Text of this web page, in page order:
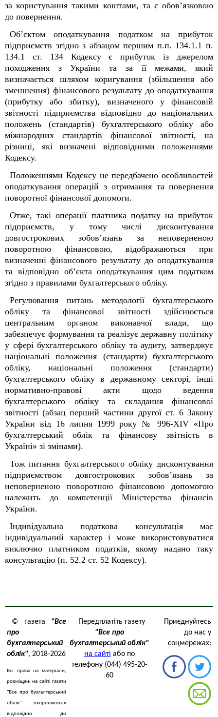
за користування такими коштами, та є обов’язковою
до повернення.
Об’єктом оподаткування податком на прибуток
підприємств згідно з абзацом першим п.п. 134.1.1 п.
134.1 ст. 134 Кодексу є прибуток із джерелом
походження з України та за її межами, який
визначається шляхом коригування (збільшення або
зменшення) фінансового результату до оподаткування
(прибутку або збитку), визначеного у фінансовій
звітності підприємства відповідно до національних
положень (стандартів) бухгалтерського обліку або
міжнародних стандартів фінансової звітності, на
різниці, які визначені відповідними положеннями
Кодексу.
Положеннями Кодексу не передбачено особливостей
оподаткування операцій з отримання та повернення
поворотної фінансової допомоги.
Отже, такі операції платника податку на прибуток
підприємств, у тому числі дисконтування
довгострокових зобов’язань за неповерненою
поворотною фінансовою, відображаються при
визначенні фінансового результату до оподаткування
та відповідно об’єкта оподаткування цим податком
згідно з правилами бухгалтерського обліку.
Регулювання питань методології бухгалтерського
обліку та фінансової звітності здійснюється
центральним органом виконавчої влади, що
забезпечує формування та реалізує державну політику
у сфері бухгалтерського обліку та аудиту, затверджує
національні положення (стандарти) бухгалтерського
обліку, національні положення (стандарти)
бухгалтерського обліку в державному секторі, інші
нормативно-правові акти щодо ведення
бухгалтерського обліку та складання фінансової
звітності (абзац перший частини другої ст. 6 Закону
України від 16 липня 1999 року № 996-XIV «Про
бухгалтерський облік та фінансову звітність в
Україні» зі змінами).
Тож питання бухгалтерського обліку дисконтування
підприємством довгострокових зобов’язань за
неповерненою поворотною фінансовою допомогою
належить до компетенції Міністерства фінансів
України.
Індивідуальна податкова консультація має
індивідуальний характер і може використовуватися
виключно платником податків, якому надано таку
консультацію (п. 52.2 ст. 52 Кодексу).
© газета "Все
про
бухгалтерський
облік", 2018-2026
Всі права на матеріали,
розміщені на сайті газети
"Все про бухгалтерський
облік" охороняються
відповідно до
Передплатіть газету
"Все про
бухгалтерський облік"
на сайті або по
телефону (044) 495-20-
60
Приєднуйтесь
до нас у
соцмережах: